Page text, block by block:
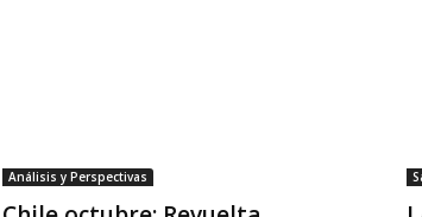
Análisis y Perspectivas